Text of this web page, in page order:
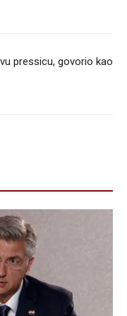
pressicu, govorio kao